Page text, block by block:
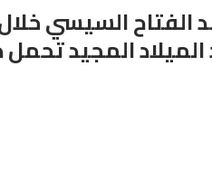
السيسي خلال
المجيد تحمل